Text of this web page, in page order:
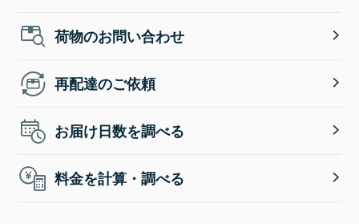
荷物のお問い合わせ
再配達のご依頼
お届け日数を調べる
料金を計算・調べる